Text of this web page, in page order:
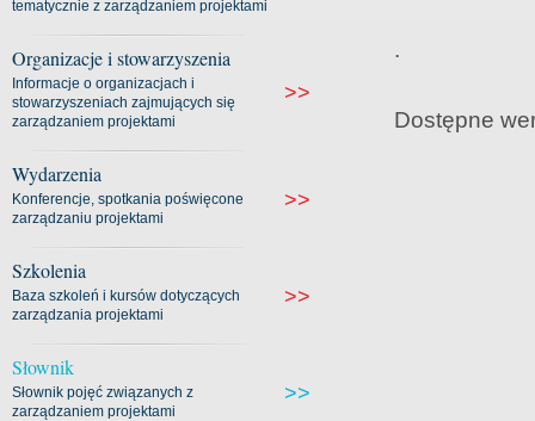
tematycznie z zarządzaniem projektami
Organizacje i stowarzyszenia
Informacje o organizacjach i
stowarzyszeniach zajmujących się
zarządzaniem projektami
>>
Wydarzenia
Konferencje, spotkania poświęcone
zarządzaniu projektami
>>
Szkolenia
Baza szkoleń i kursów dotyczących
zarządzania projektami
>>
Słownik
Słownik pojęć związanych z
zarządzaniem projektami
>>
.
Dostępne